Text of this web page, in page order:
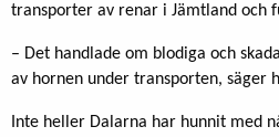
transporter av renar i Jämtland och
– Det handlade om blodiga och
av hornen under transporten, säger
Inte heller Dalarna har hunnit med